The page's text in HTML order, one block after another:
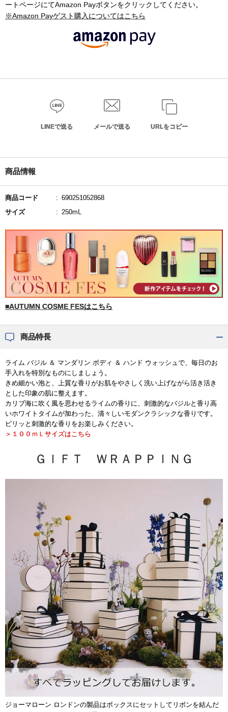
ートページにてAmazon Payボタンをクリックしてください。
※Amazon Payゲスト購入についてはこちら
LINEで送る メールで送る URLをコピー
商品情報
商品コード
690251052868
サイズ
250mL
■AUTUMN COSME FESはこちら
商品特長
ライム バジル ＆ マンダリン ボディ ＆ ハンド ウォッシュで、毎日のお
手入れを特別なものにしましょう。
きめ細かい泡と、上質な香りがお肌をやさしく洗い上げながら活き活き
とした印象の肌に整えます。
カリブ海に吹く風を思わせるライムの香りに、刺激的なバジルと香り高
いホワイトタイムが加わった、清々しいモダンクラシックな香りです。
ピリッと刺激的な香りをお楽しみください。
＞１００ｍＬサイズはこちら
ＧＩＦＴ ＷＲＡＰＰＩＮＧ
ジョーマローン ロンドンの製品はボックスにセットしてリボンを結んだ